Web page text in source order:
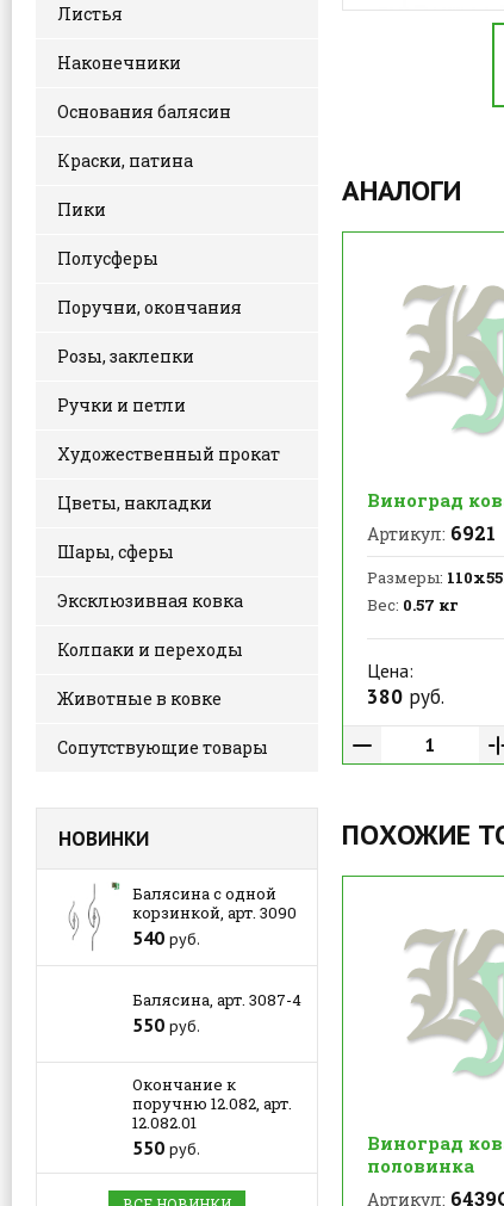
Листья
Наконечники
Основания балясин
Краски, патина
Пики
Полусферы
Поручни, окончания
Розы, заклепки
Ручки и петли
Художественный прокат
Цветы, накладки
Шары, сферы
Эксклюзивная ковка
Колпаки и переходы
Животные в ковке
Сопутствующие товары
НОВИНКИ
Балясина с одной
корзинкой, арт. 3090
540 руб.
Балясина, арт. 3087-4
550 руб.
Окончание к
поручню 12.082, арт.
12.082.01
550 руб.
АНАЛОГИ
Виноград
Артикул: 6921
Размеры:
Вес: 0.57 кг
Цена:
380 руб.
ПОХОЖИЕ
Виноград
половинка
Артикул: